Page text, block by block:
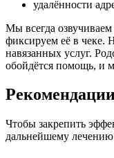
удалённости
Мы всегда
фиксируем её в чеке.
навязанных услуг.
обойдётся помощь, и
Чтобы закрепить
дальнейшему